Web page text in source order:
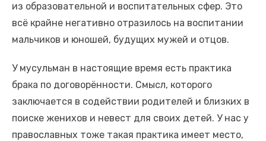
из образовательной и воспитательных сфер. Это
всё крайне негативно отразилось на воспитании
мальчиков и юношей, будущих мужей и отцов.
У мусульман в настоящие время есть практика
брака по договорённости. Смысл, которого
заключается в содействии родителей и близких в
поиске женихов и невест для своих детей. У нас у
православных тоже такая практика имеет место,